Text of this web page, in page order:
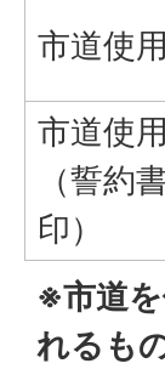
市道使
市道使
（誓約
印）
※市道
れるも